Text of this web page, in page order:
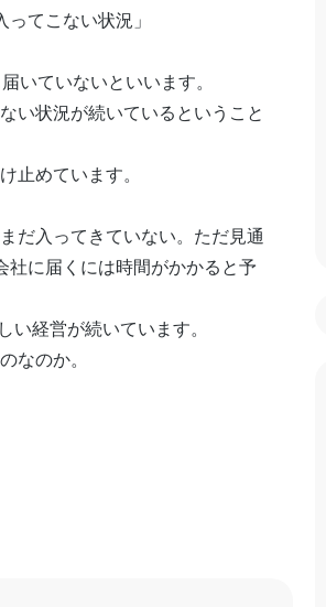
てこない状況」
いていないといいます。
い状況が続いているということ
止めています。
だ入ってきていない。ただ見通
社に届くには時間がかかると予
経営が続いています。
なのか。